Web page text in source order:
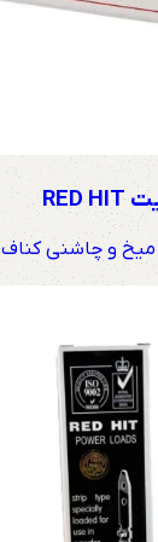
میخ و چاشنی کناف